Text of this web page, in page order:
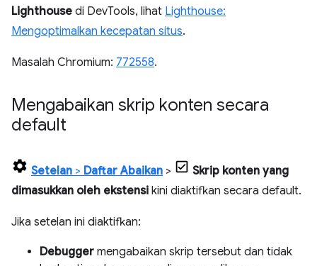
Lighthouse di DevTools, lihat Lighthouse:
Mengoptimalkan kecepatan situs.
Masalah Chromium: 772558.
Mengabaikan skrip konten secara
default
Setelan > Daftar Abaikan >
Skrip konten yang
dimasukkan oleh ekstensi kini diaktifkan secara default.
Jika setelan ini diaktifkan:
Debugger mengabaikan skrip tersebut dan tidak